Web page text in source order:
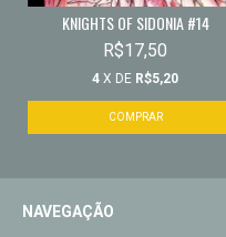
KNIGHTS OF SIDONIA #14
R$17,50
4 X DE R$5,20
NAVEGAÇÃO